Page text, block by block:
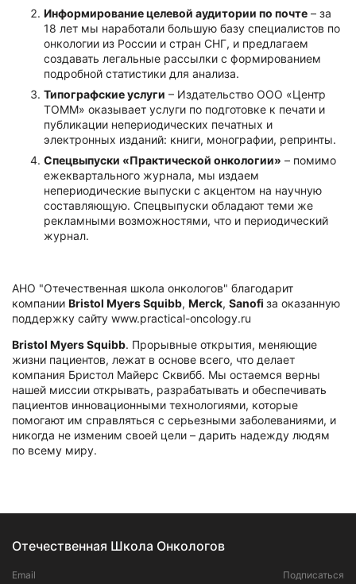
Информирование целевой аудитории по почте – за
18 лет мы наработали большую базу специалистов по
онкологии из России и стран СНГ, и предлагаем
создавать легальные рассылки с формированием
подробной статистики для анализа.
Типографские услуги – Издательство ООО «Центр
ТОММ» оказывает услуги по подготовке к печати и
публикации непериодических печатных и
электронных изданий: книги, монографии, репринты.
Спецвыпуски «Практической онкологии» – помимо
ежеквартального журнала, мы издаем
непериодические выпуски с акцентом на научную
составляющую. Спецвыпуски обладают теми же
рекламными возможностями, что и периодический
журнал.
АНО "Отечественная школа онкологов" благодарит
компании Bristol Myers Squibb, Merck, Sanofi за оказанную
поддержку сайту www.practical-oncology.ru
Bristol Myers Squibb. Прорывные открытия, меняющие
жизни пациентов, лежат в основе всего, что делает
компания Бристол Майерс Сквибб. Мы остаемся верны
нашей миссии открывать, разрабатывать и обеспечивать
пациентов инновационными технологиями, которые
помогают им справляться с серьезными заболеваниями, и
никогда не изменим своей цели – дарить надежду людям
по всему миру.
Отечественная Школа Онкологов
Email Подписаться